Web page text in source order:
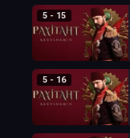
5 - 15
5 - 16